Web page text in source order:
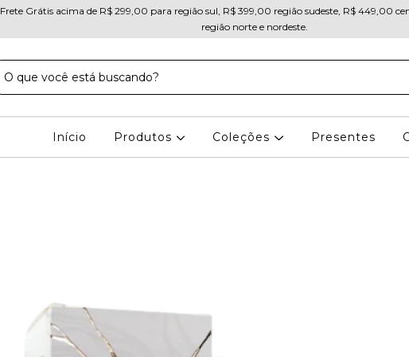
Frete Grátis acima de R$ 299,00 para região sul, R$ 399,00 região sudeste, R$ 449,00
região norte e nordeste.
Início Produtos Coleções Presentes